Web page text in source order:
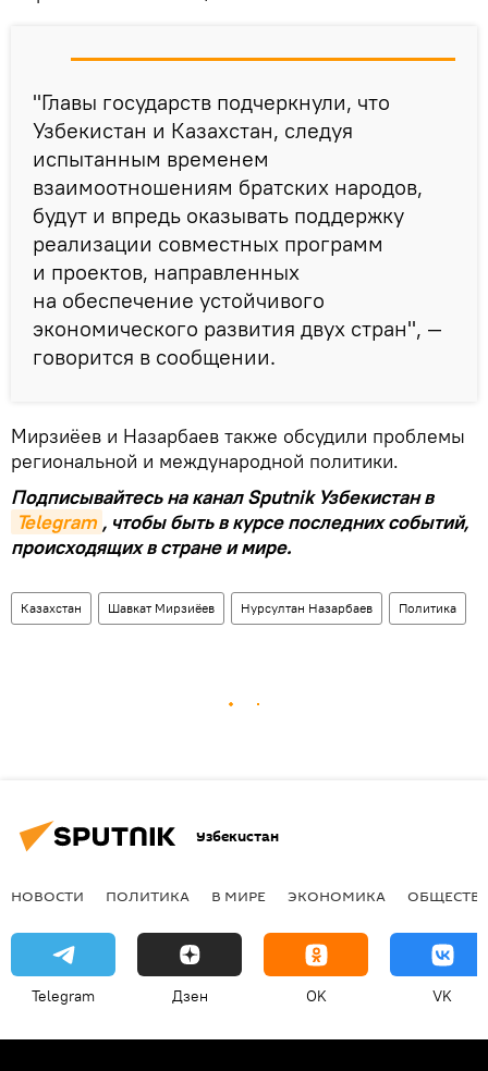
"Главы государств подчеркнули, что
Узбекистан и Казахстан, следуя
испытанным временем
взаимоотношениям братских народов,
будут и впредь оказывать поддержку
реализации совместных программ
и проектов, направленных
на обеспечение устойчивого
экономического развития двух стран", —
говорится в сообщении.
Мирзиёев и Назарбаев также обсудили проблемы
региональной и международной политики.
Подписывайтесь на канал Sputnik Узбекистан в
Telegram , чтобы быть в курсе последних событий,
происходящих в стране и мире.
Казахстан Шавкат Мирзиёев Нурсултан Назарбаев Политика
Узбекистан
НОВОСТИ ПОЛИТИКА В МИРЕ ЭКОНОМИКА
Telegram Дзен OK VK